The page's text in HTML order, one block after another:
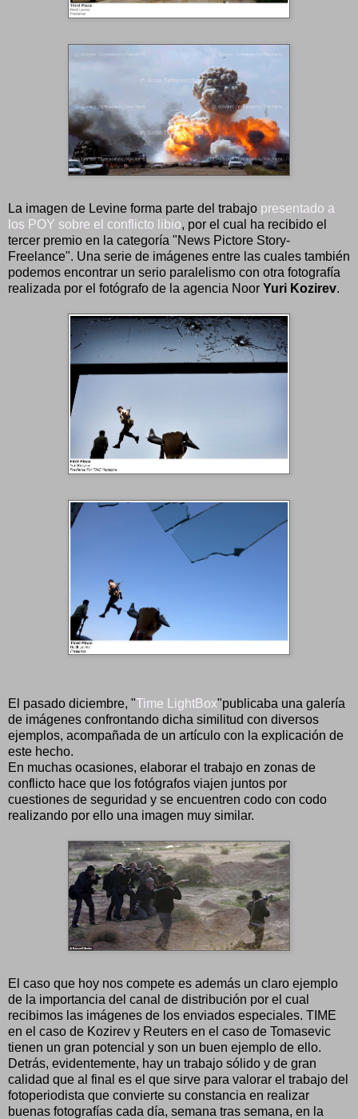
La imagen de Levine forma parte del trabajo presentado a
los POY sobre el conflicto libio, por el cual ha recibido el
tercer premio en la categoría "News Pictore Story-
Freelance". Una serie de imágenes entre las cuales también
podemos encontrar un serio paralelismo con otra fotografía
realizada por el fotógrafo de la agencia Noor Yuri Kozirev.
El pasado diciembre, "Time LightBox"publicaba una galería
de imágenes confrontando dicha similitud con diversos
ejemplos, acompañada de un artículo con la explicación de
este hecho.
En muchas ocasiones, elaborar el trabajo en zonas de
conflicto hace que los fotógrafos viajen juntos por
cuestiones de seguridad y se encuentren codo con codo
realizando por ello una imagen muy similar.
El caso que hoy nos compete es además un claro ejemplo
de la importancia del canal de distribución por el cual
recibimos las imágenes de los enviados especiales. TIME
en el caso de Kozirev y Reuters en el caso de Tomasevic
tienen un gran potencial y son un buen ejemplo de ello.
Detrás, evidentemente, hay un trabajo sólido y de gran
calidad que al final es el que sirve para valorar el trabajo del
fotoperiodista que convierte su constancia en realizar
buenas fotografías cada día, semana tras semana, en la